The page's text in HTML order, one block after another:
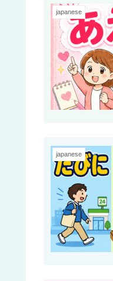
japanese
japanese